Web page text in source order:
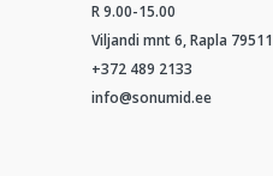
R 9.00-15.00
Viljandi mnt 6, Rapla 79511
+372 489 2133
info@sonumid.ee